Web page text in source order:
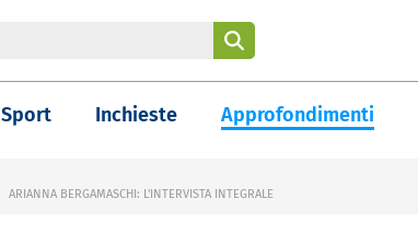
Sport Inchieste Approfondimenti
ARIANNA BERGAMASCHI: L'INTERVISTA INTEGRALE